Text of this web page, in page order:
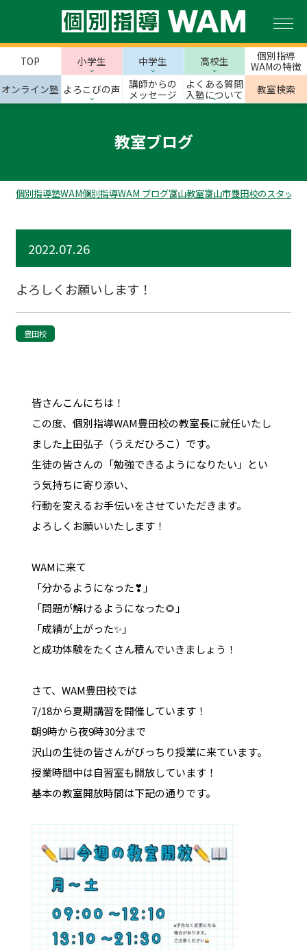
TOP 小学生 中学生 高校生
個別指導
WAMの特徴
オンライン塾 よろこびの声
講師からの
メッセージ
よくある質問
入塾について
教室検索
教室ブログ
個別指導塾WAM個別指導WAM ブログ富山教室富山市豊田校のスタッフ
2022.07.26
よろしくお願いします！
豊田校
皆さんこんにちは！
この度、個別指導WAM豊田校の教室長に就任いたし
ました上田弘子（うえだひろこ）です。
生徒の皆さんの「勉強できるようになりたい」とい
う気持ちに寄り添い、
行動を変えるお手伝いをさせていただきます。
よろしくお願いいたします！
WAMに来て
「分かるようになった❣」
「問題が解けるようになった🌻」
「成績が上がった✨」
と成功体験をたくさん積んでいきましょう！
さて、WAM豊田校では
7/18から夏期講習を開催しています！
朝9時から夜9時30分まで
沢山の生徒の皆さんがびっちり授業に来ています。
授業時間中は自習室も開放しています！
基本の教室開放時間は下記の通りです。